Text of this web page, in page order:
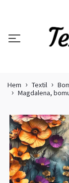
Hem Textil
Magdalena,